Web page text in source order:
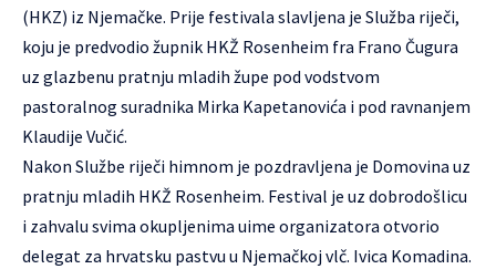
(HKZ) iz Njemačke. Prije festivala slavljena je Služba riječi,
koju je predvodio župnik HKŽ Rosenheim fra Frano Čugura
uz glazbenu pratnju mladih župe pod vodstvom
pastoralnog suradnika Mirka Kapetanovića i pod ravnanjem
Klaudije Vučić.
Nakon Službe riječi himnom je pozdravljena je Domovina uz
pratnju mladih HKŽ Rosenheim. Festival je uz dobrodošlicu
i zahvalu svima okupljenima uime organizatora otvorio
delegat za hrvatsku pastvu u Njemačkoj vlč. Ivica Komadina.